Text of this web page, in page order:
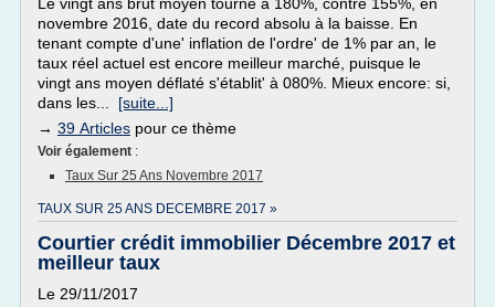
novembre 2016, date du record absolu à la baisse. En
tenant compte d'une' inflation de l'ordre' de 1% par an, le
taux réel actuel est encore meilleur marché, puisque le
vingt ans moyen déflaté s'établit' à 080%. Mieux encore: si,
dans les... [suite...]
→ 39 Articles pour ce thème
Voir également :
Taux Sur 25 Ans Novembre 2017
TAUX SUR 25 ANS DECEMBRE 2017 »
Courtier crédit immobilier Décembre 2017 et
meilleur taux
Le 29/11/2017